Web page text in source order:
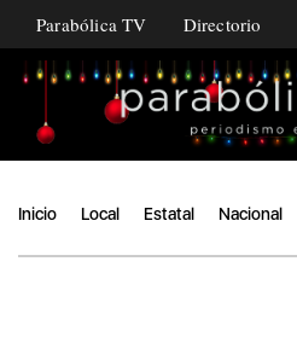
Parabólica TV Directorio
Inicio Local Estatal Nacional